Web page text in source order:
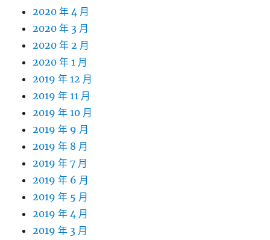
2020 年 4 月
2020 年 3 月
2020 年 2 月
2020 年 1 月
2019 年 12 月
2019 年 11 月
2019 年 10 月
2019 年 9 月
2019 年 8 月
2019 年 7 月
2019 年 6 月
2019 年 5 月
2019 年 4 月
2019 年 3 月